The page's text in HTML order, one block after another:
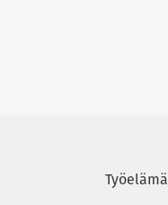
Työelämä